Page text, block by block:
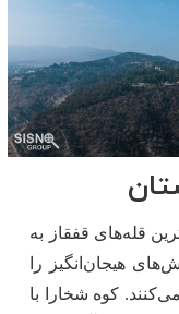
قله‌های قفقاز به
هیجان‌انگیز را
کوه شخارا با